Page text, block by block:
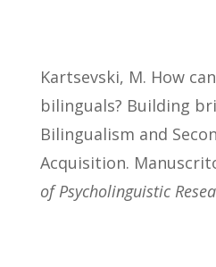
Kartsevski, M. How
bilinguals? Building
Bilingualism and
Acquisition.
of Psycholinguistic